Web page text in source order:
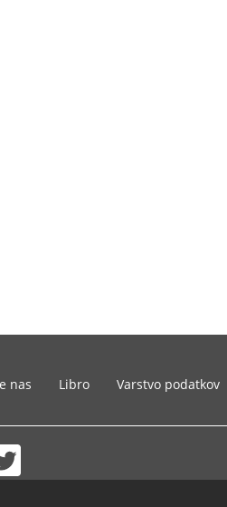
nas Libro Varstvo podatkov